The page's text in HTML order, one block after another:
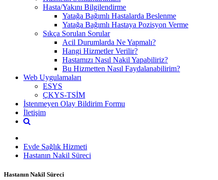
Hasta/Yakını Bilgilendirme
Yatağa Bağımlı Hastalarda Beslenme
Yatağa Bağımlı Hastaya Pozisyon Verme
Sıkça Sorulan Sorular
Acil Durumlarda Ne Yapmalı?
Hangi Hizmetler Verilir?
Hastamızı Nasıl Nakil Yapabiliriz?
Bu Hizmetten Nasıl Faydalanabilirim?
Web Uygulamaları
ESYS
ÇKYS-TSİM
İstenmeyen Olay Bildirim Formu
İletişim
Evde Sağlık Hizmeti
Hastanın Nakil Süreci
Hastanın Nakil Süreci